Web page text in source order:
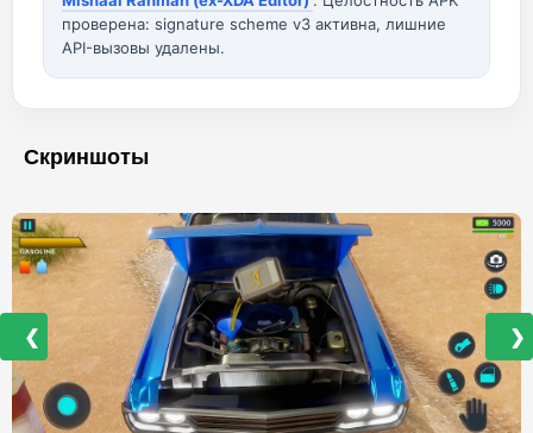
проверена: signature scheme v3 активна, лишние
API-вызовы удалены.
Скриншоты
❮ ❯